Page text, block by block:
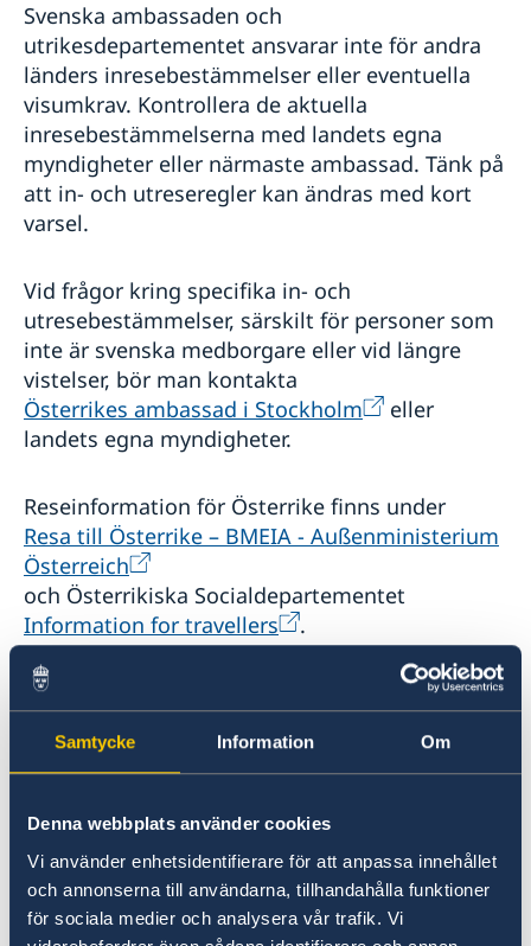
Samtycke Information Om
Denna webbplats använder cookies
Vi använder enhetsidentifierare för att anpassa innehållet
och annonserna till användarna, tillhandahålla funktioner
för sociala medier och analysera vår trafik. Vi
Anmälan till röstlängden inför riksdagsvalet 2026
Pass och nationellt ID-kort
Boka tid för pass och nationellt ID-kort
Pass och nationellt ID-kort för vuxen
Pass och nationellt ID-kort för minderårig
Provisoriskt pass
Allmän information om pass
Behålla svenskt medborgarskap
Äktenskapscertifikat
Anmäla nyfödd - Samordningsnummer
Levnadsintyg
Körkort
Avgifter
Ambassadens reseinformation
Aktuella händelser
Allmänna säkerhetsläget
Terrorism
Naturförhållanden och katastrofer
In- och utresebestämmelser
Hälso- och sjukvård
Lokala lagar och sedvänjor
Trafiksäkerhet
Resa i landet
Resa med husdjur
Om Österrike
Inför resa
Nödsituation
Om olyckan är framme
Svenska ambassaden och
utrikesdepartementet ansvarar inte för andra
länders inresebestämmelser eller eventuella
visumkrav. Kontrollera de aktuella
inresebestämmelserna med landets egna
myndigheter eller närmaste ambassad. Tänk på
att in- och utreseregler kan ändras med kort
varsel.
Vid frågor kring specifika in- och
utresebestämmelser, särskilt för personer som
inte är svenska medborgare eller vid längre
vistelser, bör man kontakta
Österrikes ambassad i Stockholm
eller
landets egna myndigheter.
Reseinformation för Österrike finns under
Resa till Österrike – BMEIA - Außenministerium
Österreich
och Österrikiska Socialdepartementet
Information for travellers
.
Både Österrike och Sverige är medlemmar i EU
och Schengen. Svenska medborgare och
medborgare i andra EU-länder kan fritt resa till
Österrike med sitt giltiga resedokument och
uppehålla sig där upp till tre månader. Passet
eller det internationella ID-kortet ska vara
giltigt under dagen för inresa, vistelsetiden
samt dagen för avresa. Ett svenskt körkort
gäller ej som legitimation, eftersom uppgift om